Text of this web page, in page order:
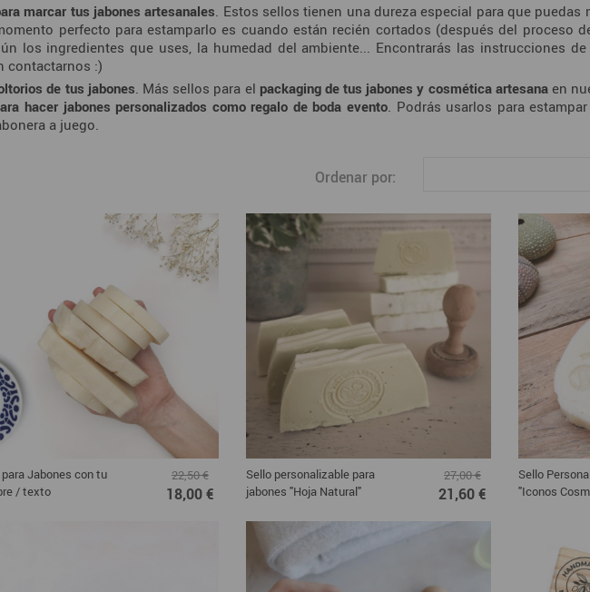
marcar tus jabones artesanales . Estos sellos tienen una dureza especial para que
perfecto para estamparlo es cuando están recién cortados (después del proceso
los ingredientes que uses, la humedad del ambiente... Encontrarás las instrucciones
contactarnos :)
de tus jabones . Más sellos para el packaging de tus jabones y cosmética artesanaen
hacer jabones personalizados como regalo de boda evento. Podrás usarlos para
a juego.
Ordenar por:
para Jabones con tu
/ texto
22,50 €
18,00 €
Sello personalizable para
jabones "Hoja Natural"
27,00 €
21,60 €
Sello
"Iconos